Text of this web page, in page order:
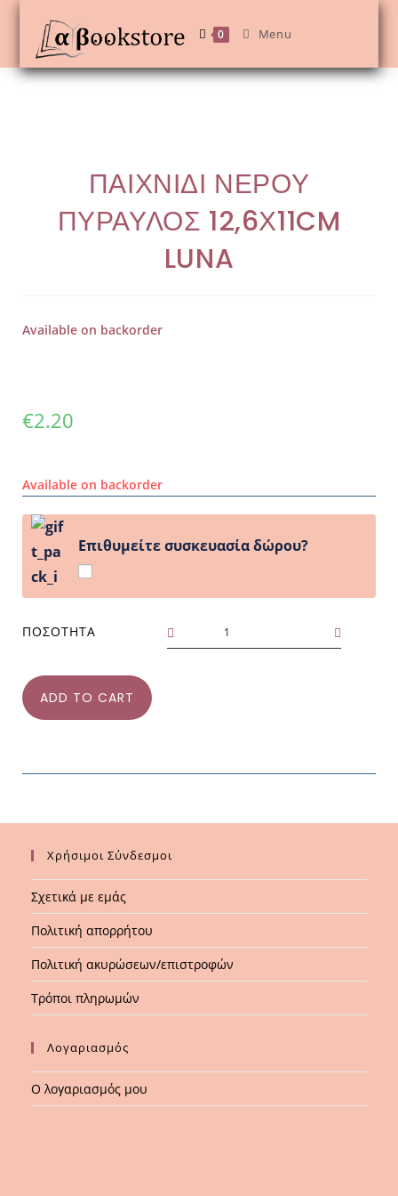
0 Menu
ΠΑΙΧΝΙΔΙ ΝΕΡΟΥ
ΠΥΡΑΥΛΟΣ 12,6Χ11CM
LUNA
Available on backorder
€2.20
Available on backorder
Επιθυμείτε συσκευασία δώρου?
ΠΟΣΌΤΗΤΑ
ADD TO CART
Χρήσιμοι Σύνδεσμοι
Σχετικά με εμάς
Πολιτική απορρήτου
Πολιτική ακυρώσεων/επιστροφών
Τρόποι πληρωμών
Λογαριασμός
Ο λογαριασμός μου